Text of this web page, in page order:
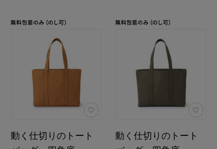
動く仕切りのトート
動く仕切りのトート